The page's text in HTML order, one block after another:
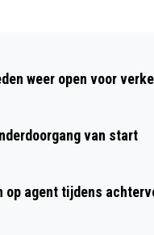
AANLOOP
weer open voor
van start
op agent tijdens